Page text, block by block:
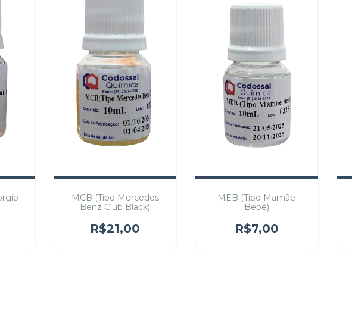
MCB (Tipo Mercedes
Benz Club Black)
R$21,00
MEB (Tipo Mamãe
Bebê)
R$7,00